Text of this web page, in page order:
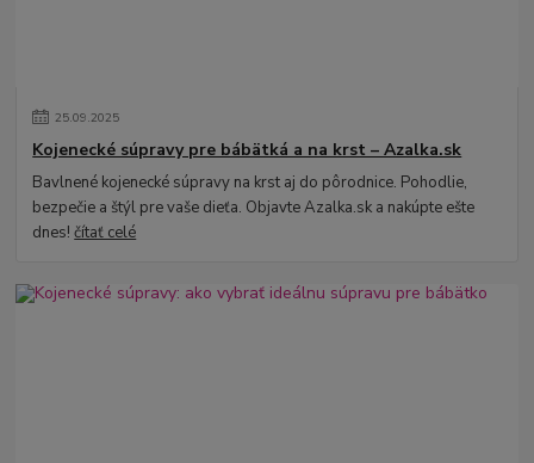
25.09.2025
Kojenecké súpravy pre bábätká a na krst – Azalka.sk
Bavlnené kojenecké súpravy na krst aj do pôrodnice. Pohodlie,
bezpečie a štýl pre vaše dieťa. Objavte Azalka.sk a nakúpte ešte
dnes!čítať celé